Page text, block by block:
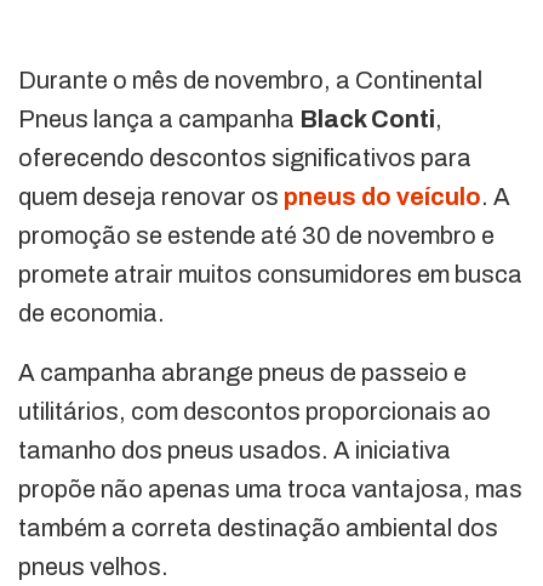
Durante o mês de novembro, a Continental
Pneus lança a campanha Black Conti,
oferecendo descontos significativos para
quem deseja renovar os pneus do veículo. A
promoção se estende até 30 de novembro e
promete atrair muitos consumidores em busca
de economia.
A campanha abrange pneus de passeio e
utilitários, com descontos proporcionais ao
tamanho dos pneus usados. A iniciativa
propõe não apenas uma troca vantajosa, mas
também a correta destinação ambiental dos
pneus velhos.